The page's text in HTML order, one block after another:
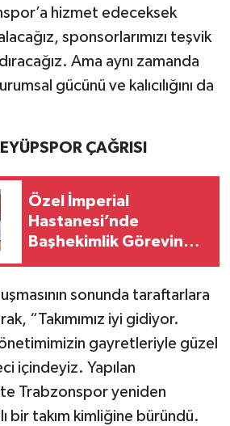
hizmet edeceksek
sponsorlarımızı teşvik
Ama aynı zamanda
gücünü ve kalıcılığını da
ÇAĞRISI
Özel İmperial
Hastanesi’nde
Başhekimlik Görevinde
sonunda taraftarlara
“Takımımız iyi gidiyor.
gayretleriyle güzel
içindeyiz. Yapılan
Trabzonspor yeniden
bir takım kimliğine büründü.